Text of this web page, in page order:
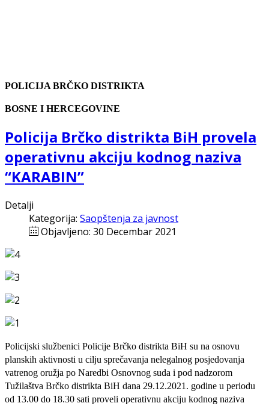
POLICIJA BRČKO DISTRIKTA
BOSNE I HERCEGOVINE
Policija Brčko distrikta BiH provela
operativnu akciju kodnog naziva
“KARABIN”
Detalji
Kategorija: Saopštenja za javnost
Objavljeno: 30 Decembar 2021
Policijski službenici Policije Brčko distrikta BiH su na osnovu
planskih aktivnosti u cilju sprečavanja nelegalnog posjedovanja
vatrenog oružja po Naredbi Osnovnog suda i pod nadzorom
Tužilaštva Brčko distrikta BiH dana 29.12.2021. godine u periodu
od 13.00 do 18.30 sati proveli operativnu akciju kodnog naziva